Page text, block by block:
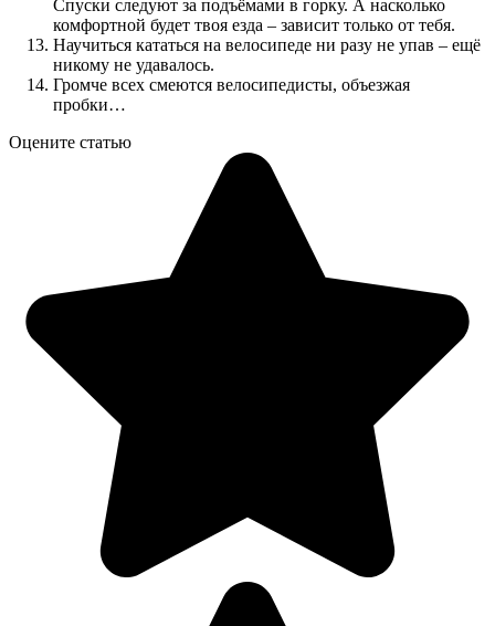
Спуски следуют за подъёмами в горку. А насколько
комфортной будет твоя езда – зависит только от тебя.
Научиться кататься на велосипеде ни разу не упав – ещё
никому не удавалось.
Громче всех смеются велосипедисты, объезжая
пробки…
Оцените статью